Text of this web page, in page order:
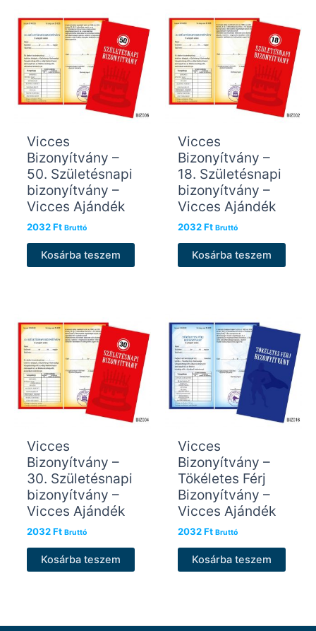
Vicces
Bizonyítvány –
50. Születésnapi
bizonyítvány –
Vicces Ajándék
2032Ft Bruttó
Kosárba teszem
Vicces
Bizonyítvány –
18. Születésnapi
bizonyítvány –
Vicces Ajándék
2032Ft Bruttó
Kosárba teszem
Vicces
Bizonyítvány –
30. Születésnapi
bizonyítvány –
Vicces Ajándék
2032Ft Bruttó
Kosárba teszem
Vicces
Bizonyítvány –
Tökéletes Férj
Bizonyítvány –
Vicces Ajándék
2032Ft Bruttó
Kosárba teszem